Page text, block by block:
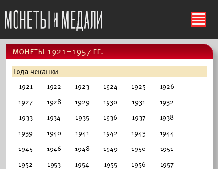
ś
монеты 1921–1957 гг.
Года чеканки
1921 1922 1923 1924 1925
1926
1927
1928 1929 1930 1931
1932
1933
1934 1935 1936 1937
1938
1939
1940 1941 1942 1943
1944
1945
1946 1948 1949 1950
1951
1952
1953 1954 1955 1956 1957